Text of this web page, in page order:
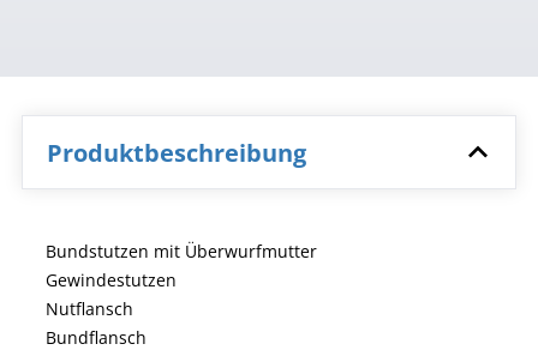
Produktbeschreibung
Bundstutzen mit Überwurfmutter
Gewindestutzen
Nutflansch
Bundflansch